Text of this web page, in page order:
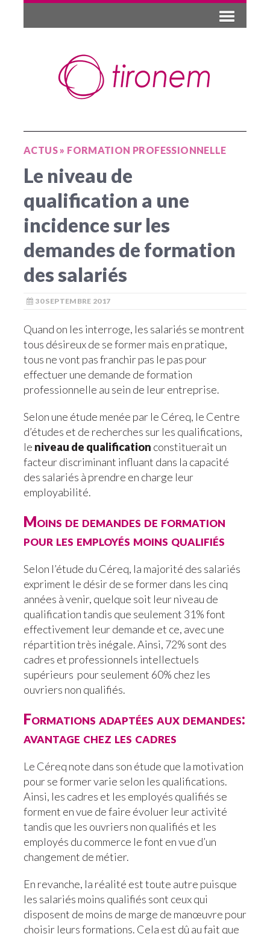
ACTUS» FORMATION PROFESSIONNELLE
Le niveau de
qualification a une
incidence sur les
demandes de formation
des salariés
30 SEPTEMBRE 2017
Quand on les interroge, les salariés se montrent
tous désireux de se former mais en pratique,
tous ne vont pas franchir pas le pas pour
effectuer une demande de formation
professionnelle au sein de leur entreprise.
Selon une étude menée par le Céreq, le Centre
d’études et de recherches sur les qualifications,
le niveau de qualification constituerait un
facteur discriminant influant dans la capacité
des salariés à prendre en charge leur
employabilité.
Moins de demandes de formation
pour les employés moins qualifiés
Selon l’étude du Céreq, la majorité des salariés
expriment le désir de se former dans les cinq
années à venir, quelque soit leur niveau de
qualification tandis que seulement 31% font
effectivement leur demande et ce, avec une
répartition très inégale. Ainsi, 72% sont des
cadres et professionnels intellectuels
supérieurs pour seulement 60% chez les
ouvriers non qualifiés.
Formations adaptées aux demandes:
avantage chez les cadres
Le Céreq note dans son étude que la motivation
pour se former varie selon les qualifications.
Ainsi, les cadres et les employés qualifiés se
forment en vue de faire évoluer leur activité
tandis que les ouvriers non qualifiés et les
employés du commerce le font en vue d’un
changement de métier.
En revanche, la réalité est toute autre puisque
les salariés moins qualifiés sont ceux qui
disposent de moins de marge de manœuvre pour
choisir leurs formations. Cela est dû au fait que